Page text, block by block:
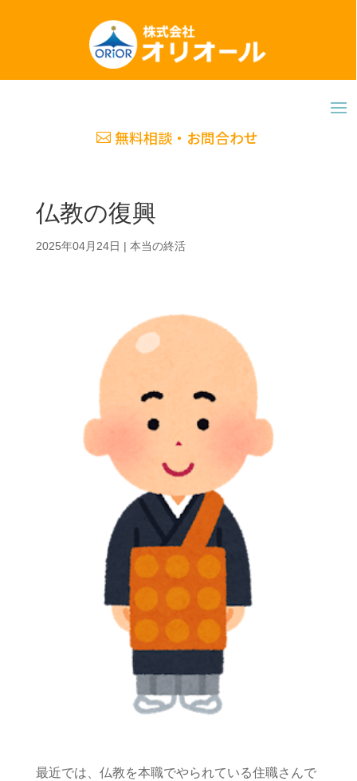
無料相談・お問合わせ
仏教の復興
2025年04月24日 | 本当の終活
最近では、仏教を本職でやられている住職さんで